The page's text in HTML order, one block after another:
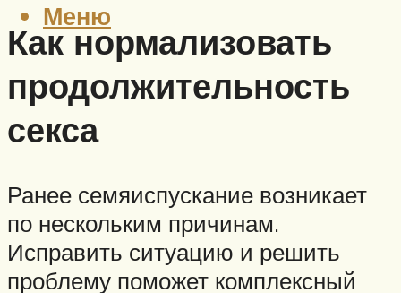
Меню
Как нормализовать
продолжительность
секса
Ранее семяиспускание возникает
по нескольким причинам.
Исправить ситуацию и решить
проблему поможет комплексный